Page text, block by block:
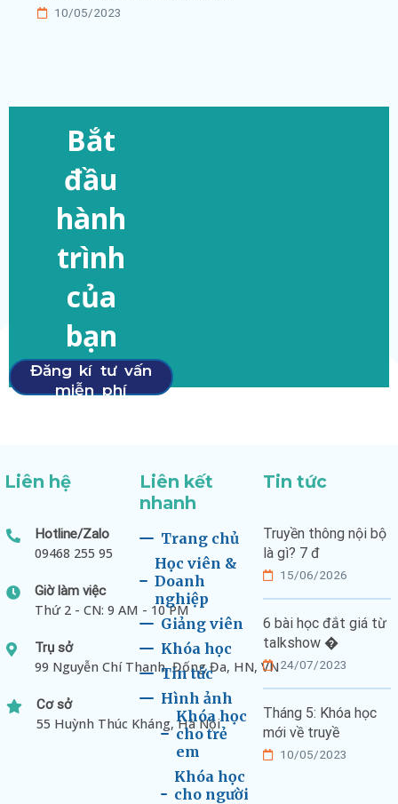
10/05/2023
Bắt
đầu
hành
trình
của
bạn
Đăng kí tư vấn
miễn phí
Liên hệ
Hotline/Zalo
09468 255 95
Giờ làm việc
Thứ 2 - CN: 9 AM - 10 PM
Trụ sở
99 Nguyễn Chí Thanh, Đống Đa, HN, VN
Cơ sở
55 Huỳnh Thúc Kháng, Hà Nội
Liên kết
nhanh
Trang chủ
Học viên &
Doanh
nghiệp
Giảng viên
Khóa học
Tin tức
Hình ảnh
Khóa học
cho trẻ
em
Khóa học
cho người
Tin tức
Truyền thông nội bộ
là gì? 7 đ
15/06/2026
6 bài học đắt giá từ
talkshow �
24/07/2023
Tháng 5: Khóa học
mới về truyề
10/05/2023